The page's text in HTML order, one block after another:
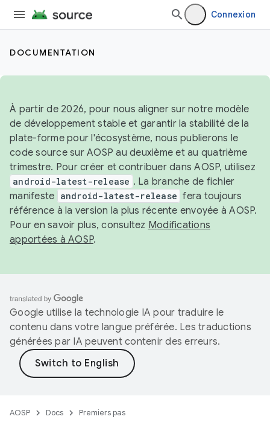
Connexion
DOCUMENTATION
À partir de 2026, pour nous aligner sur notre modèle
de développement stable et garantir la stabilité de la
plate-forme pour l'écosystème, nous publierons le
code source sur AOSP au deuxième et au quatrième
trimestre. Pour créer et contribuer dans AOSP, utilisez
android-latest-release . La branche de fichier
manifeste android-latest-release fera toujours
référence à la version la plus récente envoyée à AOSP.
Pour en savoir plus, consultez Modifications
apportées à AOSP.
Google utilise la technologie IA pour traduire le
contenu dans votre langue préférée. Les traductions
générées par IA peuvent contenir des erreurs.
AOSP Docs Premiers pas